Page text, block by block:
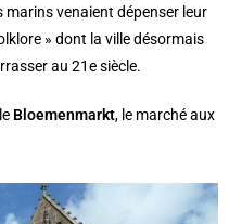
marins venaient dépenser leur
» dont la ville désormais
au 21e siècle.
Bloemenmarkt, le marché aux